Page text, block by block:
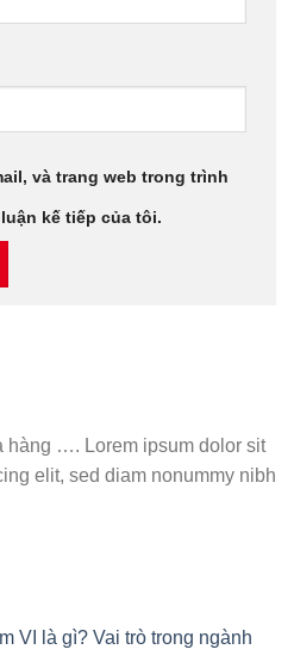
và trang web trong trình
kế tiếp của tôi.
hàng …. Lorem ipsum dolor sit
elit, sed diam nonummy nibh
VI là gì? Vai trò trong ngành